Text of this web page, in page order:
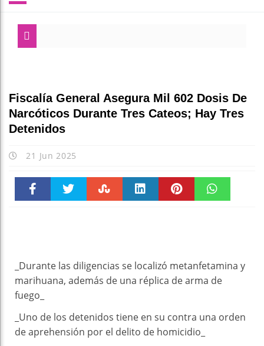
Fiscalía General Asegura Mil 602 Dosis De
Narcóticos Durante Tres Cateos; Hay Tres
Detenidos
21 Jun 2025
_Durante las diligencias se localizó metanfetamina y
marihuana, además de una réplica de arma de
fuego_
_Uno de los detenidos tiene en su contra una orden
de aprehensión por el delito de homicidio_